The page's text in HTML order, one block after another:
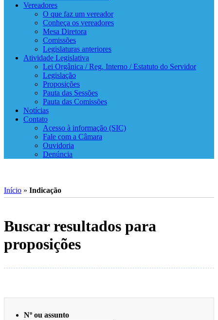
Vereadores
O que faz um vereador
Conheça os vereadores
Mesa Diretora
Comissões
Legislaturas anteriores
Atividade Legislativa
Lei Orgânica / Reg. Interno / Estatuto do Servidor
Legislação
Proposições
Pauta das Sessões
Pauta das Comissões
Notícias
Contato
Acesso à informação (SIC)
Fale com a Câmara
Ouvidoria
Denúncia
Início » Indicação
Buscar resultados para
proposições
Nº ou assunto